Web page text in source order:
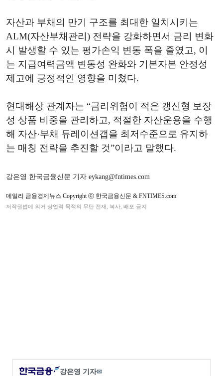
자산과 부채의 만기 구조를 최대한 일치시키는
ALM(자산부채관리) 전략을 강화하면서 금리 변화
시 발생할 수 있는 평가손익 변동 폭을 줄였고, 이
는 지급여력금액 변동성 완화와 기본자본 안정성
제고에 긍정적인 영향을 미쳤다.
현대해상 관계자는 “금리위험이 적은 갱신형 보장
성 상품 비중을 관리하고, 적절한 자산운용을 수행
해 자산·부채 듀레이션갭을 최저수준으로 유지하
는 매칭 전략을 추진할 것”이라고 말했다.
강은영 한국금융신문 기자 eykang@fntimes.com
데일리 금융경제뉴스 Copyright ⓒ 한국금융신문 & FNTIMES.com
저작권법에 의거 상업적 목적의 무단 전재, 복사, 배포 금지
강은영 기자✉